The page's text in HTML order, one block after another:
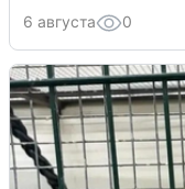
6 августа 0